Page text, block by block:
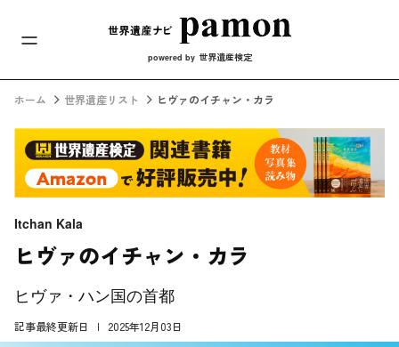
メインナビ
powered by 世界遺産検定
ホーム 世界遺産リスト ヒヴァのイチャン・カラ
Itchan Kala
ヒヴァのイチャン・カラ
ヒヴァ・ハン国の首都
記事最終更新日 2025年12月03日